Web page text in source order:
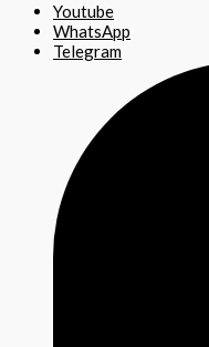
Youtube
WhatsApp
Telegram